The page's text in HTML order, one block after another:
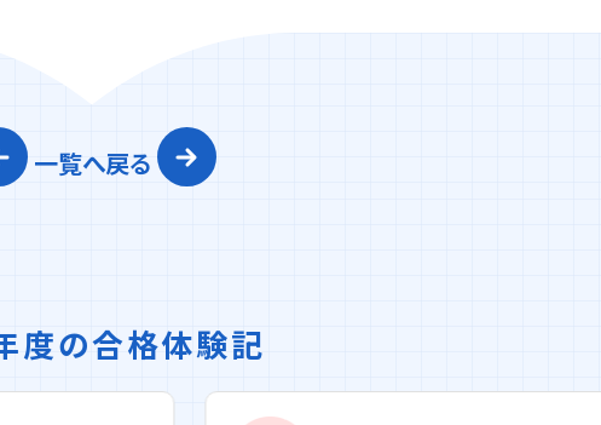
一覧へ戻る
度の合格体験記